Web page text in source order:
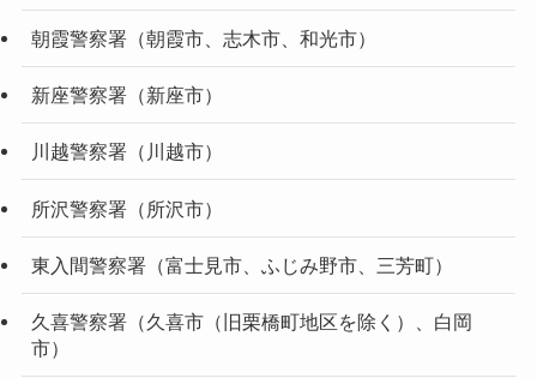
朝霞警察署（朝霞市、志木市、和光市）
新座警察署（新座市）
川越警察署（川越市）
所沢警察署（所沢市）
東入間警察署（富士見市、ふじみ野市、三芳町）
久喜警察署（久喜市（旧栗橋町地区を除く）、白岡
市）